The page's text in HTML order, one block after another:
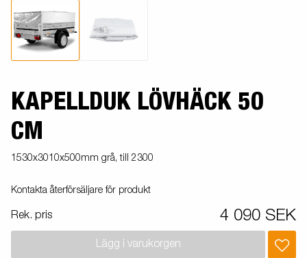
KAPELLDUK LÖVHÄCK 50
CM
1530x3010x500mm grå, till 2300
Kontakta återförsäljare för produkt
Rek. pris 4 090 SEK
Lägg i varukorgen